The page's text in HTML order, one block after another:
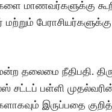
மாணவர்களுக்கு
தலைமை நீதிபதி.
சட்டப் பள்ளி
இருப்பதை